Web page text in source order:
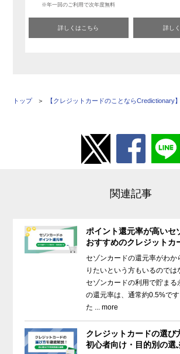
※年一回のご利用で次年度無料
詳しくはこちら 詳し
トップ 【クレジットカードのことならCredictionary】
関連記事
ポイント還元率が高いセ
おすすめのクレジットカ
セゾンカードの還元率がわか
りたいという方もいるのでは
セゾンカードの利用で貯まる
の還元率は、通常約0.5%で
た ... more
クレジットカードの選び
初心者向け・目的別の選